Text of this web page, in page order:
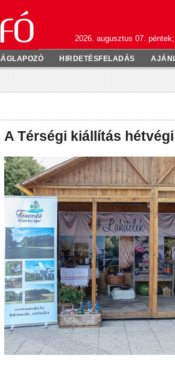
2026. augusztus 07.
HIRDETÉSFELADÁS
A Térségi kiállítás